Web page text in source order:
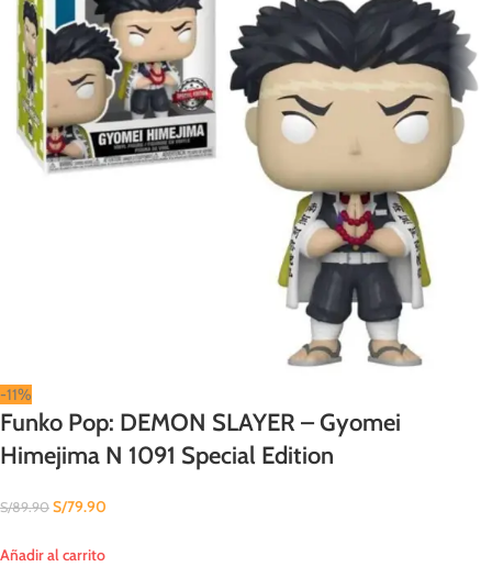
-11%
Funko Pop: DEMON SLAYER – Gyomei
Himejima N 1091 Special Edition
S/89.90 S/79.90
Añadir al carrito